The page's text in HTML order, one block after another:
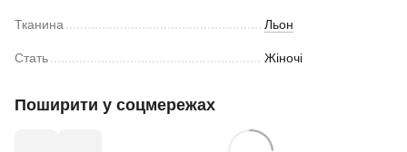
Тканина Льон
Стать Жіночі
Поширити у соцмережах